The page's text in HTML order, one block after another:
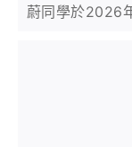
蔚同學於2026